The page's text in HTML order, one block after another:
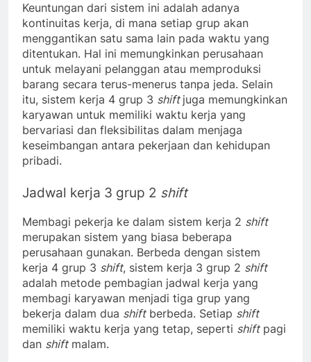
Keuntungan dari sistem ini adalah adanya
kontinuitas kerja, di mana setiap grup akan
menggantikan satu sama lain pada waktu yang
ditentukan. Hal ini memungkinkan perusahaan
untuk melayani pelanggan atau memproduksi
barang secara terus-menerus tanpa jeda. Selain
itu, sistem kerja 4 grup 3 shift juga memungkinkan
karyawan untuk memiliki waktu kerja yang
bervariasi dan fleksibilitas dalam menjaga
keseimbangan antara pekerjaan dan kehidupan
pribadi.
Jadwal kerja 3 grup 2 shift
Membagi pekerja ke dalam sistem kerja 2 shift
merupakan sistem yang biasa beberapa
perusahaan gunakan. Berbeda dengan sistem
kerja 4 grup 3 shift, sistem kerja 3 grup 2 shift
adalah metode pembagian jadwal kerja yang
membagi karyawan menjadi tiga grup yang
bekerja dalam dua shiftberbeda. Setiap shift
memiliki waktu kerja yang tetap, seperti shiftpagi
dan shiftmalam.